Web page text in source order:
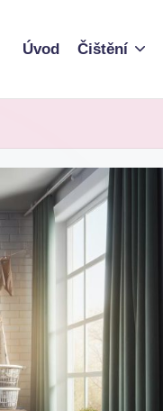
Úvod Čištění